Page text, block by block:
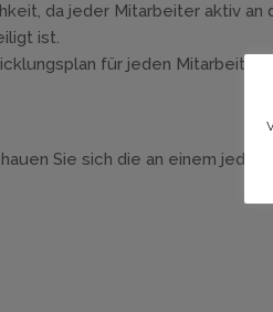
da jeder Mitarbeiter aktiv an
ist.
für jeden Mitarbeiter.
Sie sich die an einem